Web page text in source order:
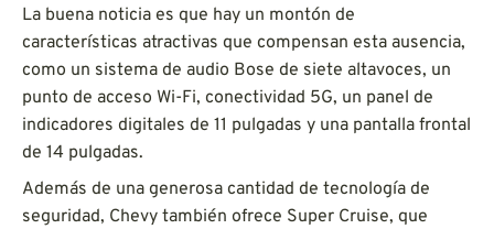
La buena noticia es que hay un montón de
características atractivas que compensan esta ausencia,
como un sistema de audio Bose de siete altavoces, un
punto de acceso Wi-Fi, conectividad 5G, un panel de
indicadores digitales de 11 pulgadas y una pantalla frontal
de 14 pulgadas.
Además de una generosa cantidad de tecnología de
seguridad, Chevy también ofrece Super Cruise, que